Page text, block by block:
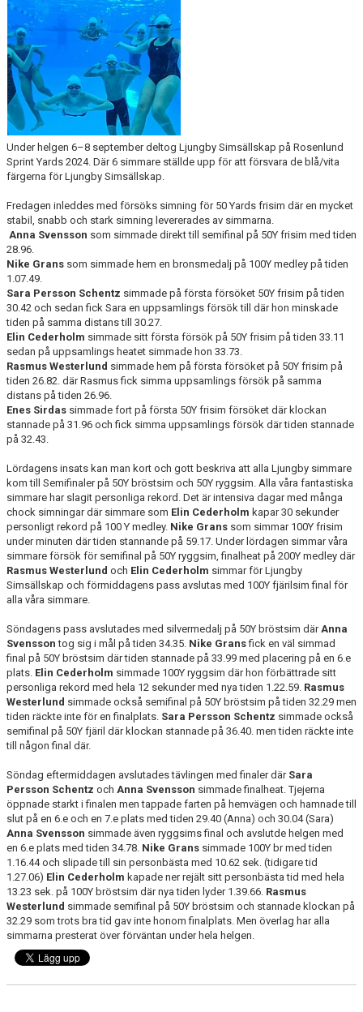
Under helgen 6–8 september deltog Ljungby Simsällskap på Rosenlund
Sprint Yards 2024. Där 6 simmare ställde upp för att försvara de blå/vita
färgerna för Ljungby Simsällskap.
Fredagen inleddes med försöks simning för 50 Yards frisim där en mycket
stabil, snabb och stark simning levererades av simmarna.
Anna Svensson som simmade direkt till semifinal på 50Y frisim med tiden
28.96.
Nike Grans som simmade hem en bronsmedalj på 100Y medley på tiden
1.07.49.
Sara Persson Schentz simmade på första försöket 50Y frisim på tiden
30.42 och sedan fick Sara en uppsamlings försök till där hon minskade
tiden på samma distans till 30.27.
Elin Cederholm simmade sitt första försök på 50Y frisim på tiden 33.11
sedan på uppsamlings heatet simmade hon 33.73.
Rasmus Westerlund simmade hem på första försöket på 50Y frisim på
tiden 26.82. där Rasmus fick simma uppsamlings försök på samma
distans på tiden 26.96.
Enes Sirdas simmade fort på första 50Y frisim försöket där klockan
stannade på 31.96 och fick simma uppsamlings försök där tiden stannade
på 32.43.
Lördagens insats kan man kort och gott beskriva att alla Ljungby simmare
kom till Semifinaler på 50Y bröstsim och 50Y ryggsim. Alla våra fantastiska
simmare har slagit personliga rekord. Det är intensiva dagar med många
chock simningar där simmare som Elin Cederholm kapar 30 sekunder
personligt rekord på 100 Y medley. Nike Grans som simmar 100Y frisim
under minuten där tiden stannande på 59.17. Under lördagen simmar våra
simmare försök för semifinal på 50Y ryggsim, finalheat på 200Y medley där
Rasmus Westerlund och Elin Cederholm simmar för Ljungby
Simsällskap och förmiddagens pass avslutas med 100Y fjärilsim final för
alla våra simmare.
Söndagens pass avslutades med silvermedalj på 50Y bröstsim därAnna
Svensson tog sig i mål på tiden 34.35. Nike Gransfick en väl simmad
final på 50Y bröstsim där tiden stannade på 33.99 med placering på en 6.e
plats. Elin Cederholm simmade 100Y ryggsim där hon förbättrade sitt
personliga rekord med hela 12 sekunder med nya tiden 1.22.59. Rasmus
Westerlund simmade också semifinal på 50Y bröstsim på tiden 32.29 men
tiden räckte inte för en finalplats. Sara Persson Schentz simmade också
semifinal på 50Y fjäril där klockan stannade på 36.40. men tiden räckte inte
till någon final där.
Söndag eftermiddagen avslutades tävlingen med finaler där Sara
Persson Schentz och Anna Svensson simmade finalheat. Tjejerna
öppnade starkt i finalen men tappade farten på hemvägen och hamnade till
slut på en 6.e och en 7.e plats med tiden 29.40 (Anna) och 30.04 (Sara)
Anna Svensson simmade även ryggsims final och avslutde helgen med
en 6.e plats med tiden 34.78. Nike Grans simmade 100Y br med tiden
1.16.44 och slipade till sin personbästa med 10.62 sek. (tidigare tid
1.27.06) Elin Cederholm kapade ner rejält sitt personbästa tid med hela
13.23 sek. på 100Y bröstsim där nya tiden lyder 1.39.66. Rasmus
Westerlund simmade semifinal på 50Y bröstsim och stannade klockan på
32.29 som trots bra tid gav inte honom finalplats. Men överlag har alla
simmarna presterat över förväntan under hela helgen.